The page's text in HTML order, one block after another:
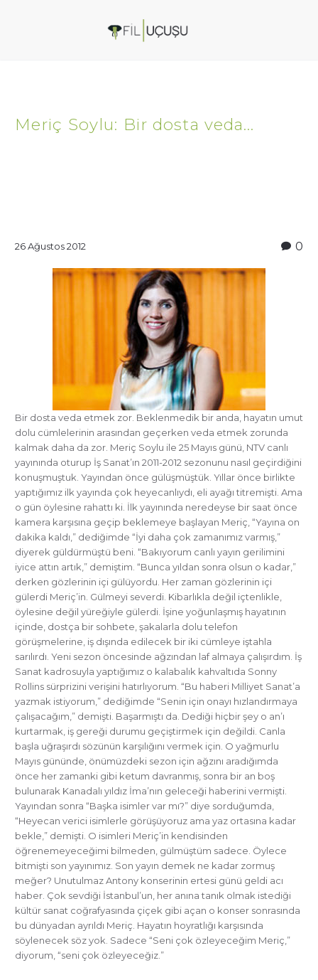
Meriç Soylu: Bir dosta veda…
0
26 Ağustos 2012
Bir dosta veda etmek zor. Beklenmedik bir anda, hayatın umut
dolu cümlelerinin arasından geçerken veda etmek zorunda
kalmak daha da zor. Meriç Soylu ile 25 Mayıs günü, NTV canlı
yayınında oturup İş Sanat’ın 2011-2012 sezonunu nasıl geçirdiğini
konuşmuştuk. Yayından önce gülüşmüştük. Yıllar önce birlikte
yaptığımız ilk yayında çok heyecanlıydı, eli ayağı titremişti. Ama
o gün öylesine rahattı ki. İlk yayınında neredeyse bir saat önce
kamera karşısına geçip beklemeye başlayan Meriç, “Yayına on
dakika kaldı,” dediğimde “İyi daha çok zamanımız varmış,”
diyerek güldürmüştü beni. “Bakıyorum canlı yayın gerilimini
iyice attın artık,” demiştim. “Bunca yıldan sonra olsun o kadar,”
derken gözlerinin içi gülüyordu. Her zaman gözlerinin içi
gülerdi Meriç’in. Gülmeyi severdi. Kibarlıkla değil içtenlikle,
öylesine değil yüreğiyle gülerdi. İşine yoğunlaşmış hayatının
içinde, dostça bir sohbete, şakalarla dolu telefon
görüşmelerine, iş dışında edilecek bir iki cümleye iştahla
sarılırdı. Yeni sezon öncesinde ağzından laf almaya çalışırdım. İş
Sanat kadrosuyla yaptığımız o kalabalık kahvaltıda Sonny
Rollins sürprizini verişini hatırlıyorum. “Bu haberi Milliyet Sanat’a
yazmak istiyorum,” dediğimde “Senin için onayı hızlandırmaya
çalışacağım,” demişti. Başarmıştı da. Dediği hiçbir şey o an’ı
kurtarmak, iş gereği durumu geçiştirmek için değildi. Canla
başla uğraşırdı sözünün karşılığını vermek için. O yağmurlu
Mayıs gününde, önümüzdeki sezon için ağzını aradığımda
önce her zamanki gibi ketum davranmış, sonra bir an boş
bulunarak Kanadalı yıldız İma’nın geleceği haberini vermişti.
Yayından sonra “Başka isimler var mı?” diye sorduğumda,
“Heyecan verici isimlerle görüşüyoruz ama yaz ortasına kadar
bekle,” demişti. O isimleri Meriç’in kendisinden
öğrenemeyeceğimi bilmeden, gülmüştüm sadece. Öylece
bitmişti son yayınımız. Son yayın demek ne kadar zormuş
meğer? Unutulmaz Antony konserinin ertesi günü geldi acı
haber. Çok sevdiği İstanbul’un, her anına tanık olmak istediği
kültür sanat coğrafyasında çiçek gibi açan o konser sonrasında
bu dünyadan ayrıldı Meriç. Hayatın hoyratlığı karşısında
söylenecek söz yok. Sadece “Seni çok özleyeceğim Meriç,”
diyorum, “seni çok özleyeceğiz.”